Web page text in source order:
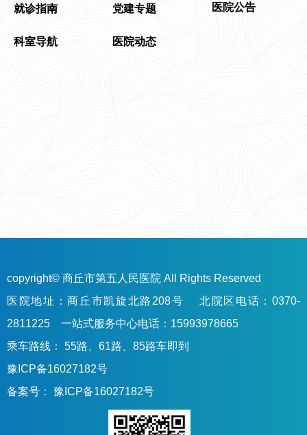
copyright© 商丘市第五人民医院 All Rights Reserved
医院地址：商丘市凯旋北路208号 北院区电话：0370-
2811225 一站式服务中心电话：15993978665
乘车路线： 55路、61路、85路车即到
豫ICP备16027182号
备案号： 豫ICP备16027182号
就诊指南
科室导航
党建专题
医院动态
医院公告